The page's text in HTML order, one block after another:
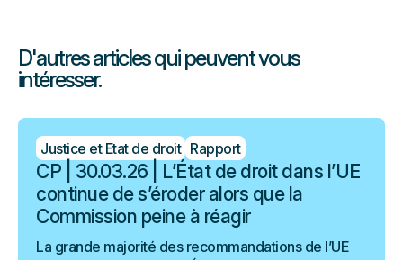
D'autres articles qui peuvent vous
intéresser.
Justice et Etat de droit Rapport
CP | 30.03.26 | L’État de droit dans l’UE
continue de s’éroder alors que la
Commission peine à réagir
La grande majorité des recommandations de l’UE